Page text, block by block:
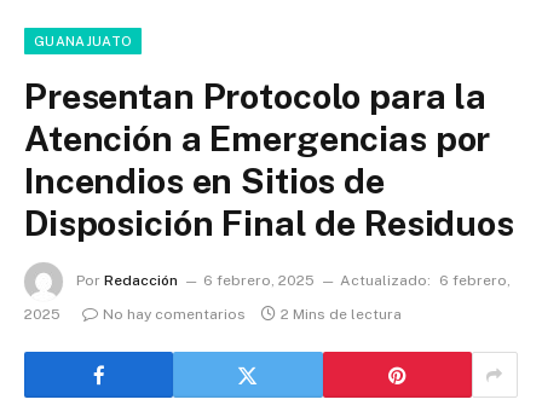
GUANAJUATO
Presentan Protocolo para la
Atención a Emergencias por
Incendios en Sitios de
Disposición Final de Residuos
Por Redacción 6 febrero, 2025 Actualizado:
6 febrero,
2025
No hay comentarios 2 Mins de lectura